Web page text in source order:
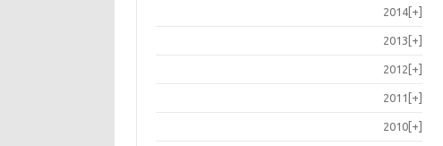
[+]
2014
[+]
2013
[+]
2012
[+]
2011
[+]
2010